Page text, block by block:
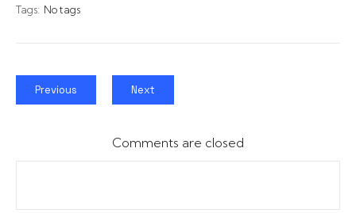
Tags: No tags
Previous Next
Comments are closed